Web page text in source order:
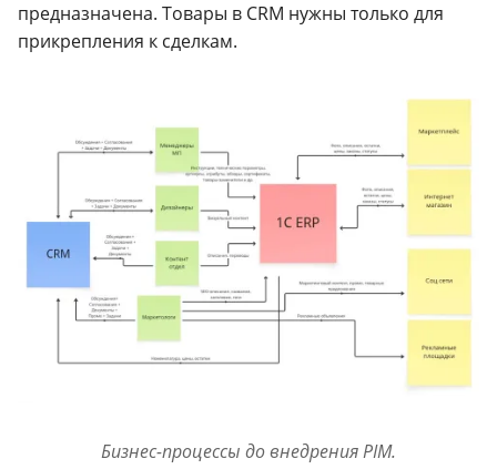
предназначена. Товары в CRM нужны только для
прикрепления к сделкам.
Бизнес-процессы до внедрения PIM.